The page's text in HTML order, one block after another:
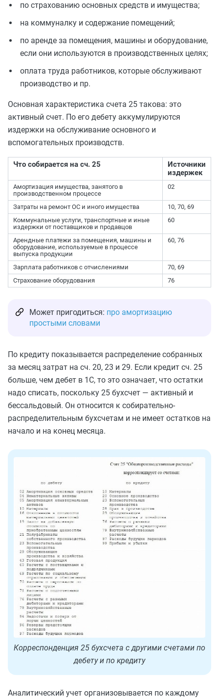
по страхованию основных средств и имущества;
на коммуналку и содержание помещений;
по аренде за помещения, машины и оборудование,
если они используются в производственных целях;
оплата труда работников, которые обслуживают
производство и пр.
Основная характеристика счета 25 такова: это
активный счет. По его дебету аккумулируются
издержки на обслуживание основного и
вспомогательных производств.
Что собирается на сч. 25
Источники
издержек
Амортизация имущества, занятого в
производственном процессе
02
Затраты на ремонт ОС и иного имущества
10, 70, 69
Коммунальные услуги, транспортные и иные
издержки от поставщиков и продавцов
60
Арендные платежи за помещения, машины и
оборудование, используемые в процессе
выпуска продукции
60, 76
Зарплата работников с отчислениями
70, 69
Страхование оборудования
76
Может пригодиться: про амортизацию
простыми словами
По кредиту показывается распределение собранных
за месяц затрат на сч. 20, 23 и 29. Если кредит сч. 25
больше, чем дебет в 1С, то это означает, что остатки
надо списать, поскольку 25 бухсчет — активный и
бессальдовый. Он относится к собирательно-
распределительным бухсчетам и не имеет остатков на
начало и на конец месяца.
Корреспонденция 25 бухсчета с другими счетами по
дебету и по кредиту
Аналитический учет организовывается по каждому